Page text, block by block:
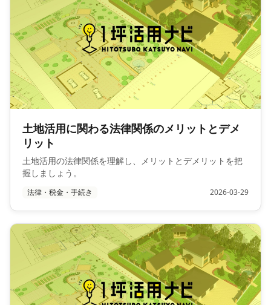
土地活用に関わる法律関係のメリットとデメ
リット
土地活用の法律関係を理解し、メリットとデメリットを把
握しましょう。
法律・税金・手続き 2026-03-29